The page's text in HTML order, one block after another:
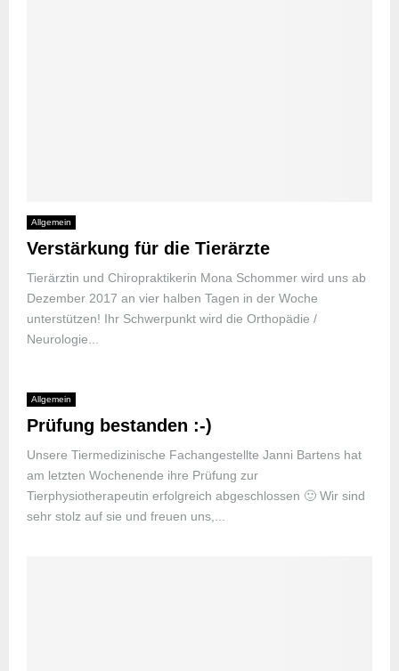
Allgemein
Verstärkung für die Tierärzte
Tierärztin und Chiropraktikerin Mona Schommer wird uns ab
Dezember 2017 an vier halben Tagen in der Woche
unterstützen! Ihr Schwerpunkt wird die Orthopädie /
Neurologie...
Allgemein
Prüfung bestanden :-)
Unsere Tiermedizinische Fachangestellte Janni Bartens hat
am letzten Wochenende ihre Prüfung zur
Tierphysiotherapeutin erfolgreich abgeschlossen 🙂 Wir sind
sehr stolz auf sie und freuen uns,...